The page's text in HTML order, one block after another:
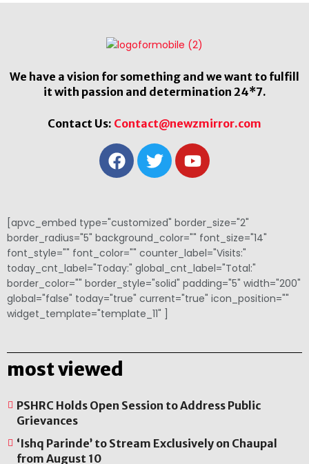
We have a vision for something and we want to fulfill
it with passion and determination 24*7.
Contact Us: Contact@newzmirror.com
[apvc_embed type="customized" border_size="2"
border_radius="5" background_color="" font_size="14"
font_style="" font_color="" counter_label="Visits:"
today_cnt_label="Today:" global_cnt_label="Total:"
border_color="" border_style="solid" padding="5" width="200"
global="false" today="true" current="true" icon_position=""
widget_template="template_11" ]
most viewed
PSHRC Holds Open Session to Address Public
Grievances
‘Ishq Parinde’ to Stream Exclusively on Chaupal
from August 10